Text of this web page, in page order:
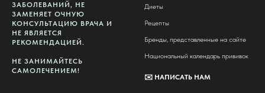
ЗАБОЛЕВАНИЙ, НЕ
ЗАМЕНЯЕТ ОЧНУЮ
КОНСУЛЬТАЦИЮ ВРАЧА И
НЕ ЯВЛЯЕТСЯ
РЕКОМЕНДАЦИЕЙ.
НЕ ЗАНИМАЙТЕСЬ
САМОЛЕЧЕНИЕМ!
Диеты
Рецепты
Бренды, представленные на сайте
Национальный календарь прививок
✉️ НАПИСАТЬ НАМ